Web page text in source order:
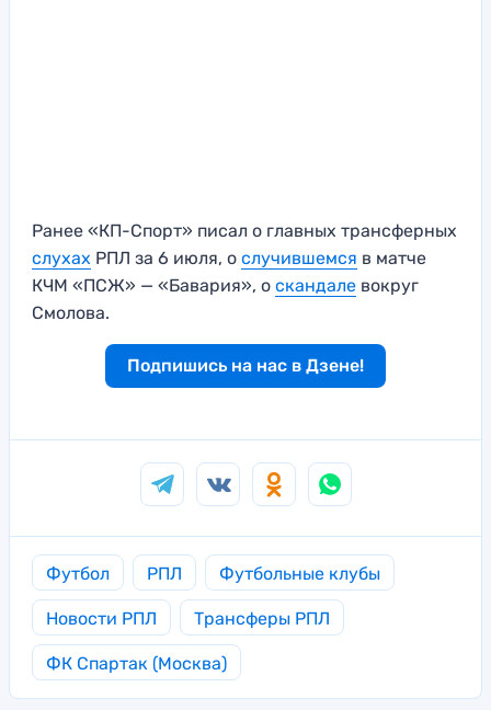
Ранее «КП-Спорт» писал о главных трансферных
слухах РПЛ за 6 июля, о случившемся в матче
КЧМ «ПСЖ» — «Бавария», о скандале вокруг
Смолова.
Подпишись на нас в Дзене!
Футбол РПЛ Футбольные клубы
Новости РПЛ Трансферы РПЛ
ФК Спартак (Москва)